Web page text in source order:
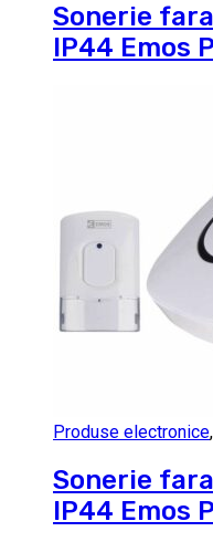
Sonerie
IP44 Emos
Produse electronice,
Sonerie
IP44 Emos